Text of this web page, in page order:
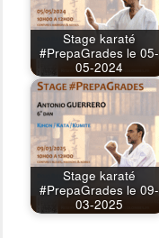
Stage karaté
#PrepaGrades le 05-
05-2024
Stage karaté
#PrepaGrades le 09-
03-2025